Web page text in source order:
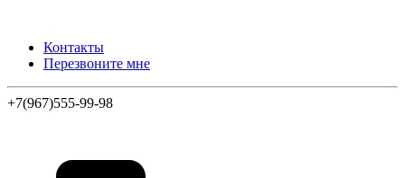
Контакты
Перезвоните мне
+7(967)555-99-98